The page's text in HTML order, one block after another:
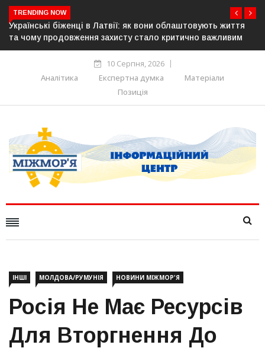
TRENDING NOW
життя
важливим
У понад 25 містах Польщі відбудуться
українців: виступлять проти агресії та
10 Серпня, 2026
Аналітика
Експертна думка
Матеріали
Позиція
ІНШІ МОЛДОВА/РУМУНІЯ НОВИНИ МІЖМОР'Я
Росія Не Має Ресурсів
Для Вторгнення До